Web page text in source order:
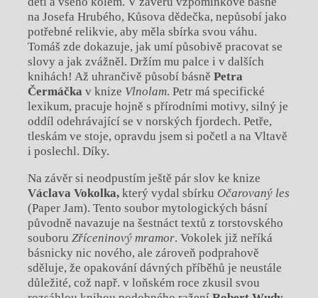
na Josefa Hrubého, Kůsova dědečka, nepůsobí jako
potřebné relikvie, aby měla sbírka svou váhu.
Tomáš zde dokazuje, jak umí působivě pracovat se
slovy a jak zvážněl. Držím mu palce i v dalších
knihách! Až uhrančivě působí básně Petra
Čermáčka v knize Vlnolam. Petr má specifické
lexikum, pracuje hojně s přírodními motivy, silný je
oddíl odehrávající se v norských fjordech. Petře,
tleskám ve stoje, opravdu jsem si početl a na Vltavě
i poslechl. Díky.
Na závěr si neodpustím ještě pár slov ke knize
Václava Vokolka,který vydal sbírku Očarovaný les
(Paper Jam). Tento soubor mytologických básní
původně navazuje na šestnáct textů z torstovského
souboru Zříceninový mramor. Vokolek již neříká
básnicky nic nového, ale zároveň podprahově
sděluje, že opakování dávných příběhů je neustále
důležité, což např. v loňském roce zkusil svou